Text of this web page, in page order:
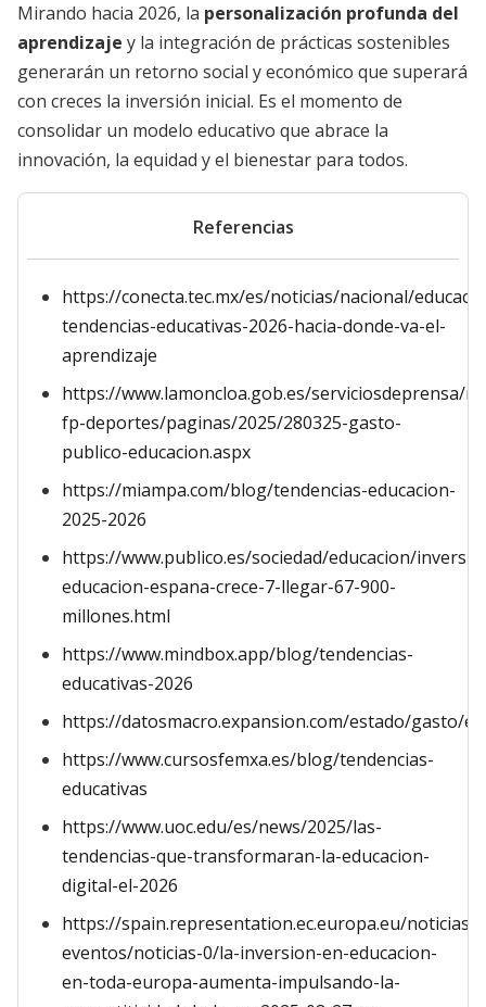
Mirando hacia 2026, la personalización profunda del
aprendizaje y la integración de prácticas sostenibles
generarán un retorno social y económico que superará
con creces la inversión inicial. Es el momento de
consolidar un modelo educativo que abrace la
innovación, la equidad y el bienestar para todos.
Referencias
https://conecta.tec.mx/es/noticias/nacional/
tendencias-educativas-2026-hacia-donde-va-el-
aprendizaje
https://www.lamoncloa.gob.es/serviciosdeprensa/
fp-deportes/paginas/2025/280325-gasto-
publico-educacion.aspx
https://miampa.com/blog/tendencias-educacion-
2025-2026
https://www.publico.es/sociedad/educacion/
educacion-espana-crece-7-llegar-67-900-
millones.html
https://www.mindbox.app/blog/tendencias-
educativas-2026
https://datosmacro.expansion.com/estado/gasto/
https://www.cursosfemxa.es/blog/tendencias-
educativas
https://www.uoc.edu/es/news/2025/las-
tendencias-que-transformaran-la-educacion-
digital-el-2026
https://spain.representation.ec.europa.eu/noticias-
eventos/noticias-0/la-inversion-en-educacion-
en-toda-europa-aumenta-impulsando-la-